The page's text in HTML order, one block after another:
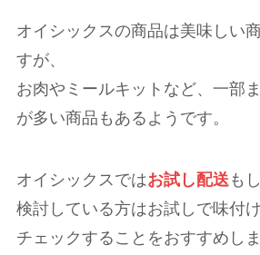
オイシックスの商品は美味しい
すが、
お肉やミールキットなど、一部
が多い商品もあるようです。
オイシックスではお試し配送も
検討している方はお試しで味付
チェックすることをおすすめしま